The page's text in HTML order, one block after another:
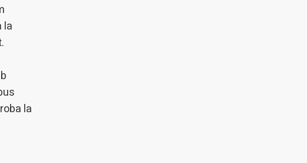
la
la
navegació de